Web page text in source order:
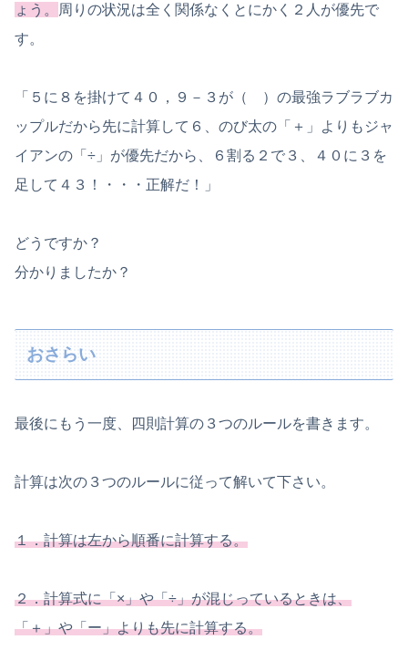
ょう。
周りの状況は全く関係なくとにかく２人が優先で
す。
「５に８を掛けて４０，９－３が（ ）の最強ラブラブカ
ップルだから先に計算して６、のび太の「＋」よりもジャ
イアンの「÷」が優先だから、６割る２で３、４０に３を
足して４３！・・・正解だ！」
どうですか？
分かりましたか？
おさらい
最後にもう一度、四則計算の３つのルールを書きます。
計算は次の３つのルールに従って解いて下さい。
１．計算は左から順番に計算する。
２．計算式に「×」や「÷」が混じっているときは、
「＋」や「ー」よりも先に計算する。